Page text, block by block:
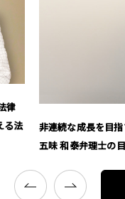
弁護士の枠を超え
場に立つ」信念